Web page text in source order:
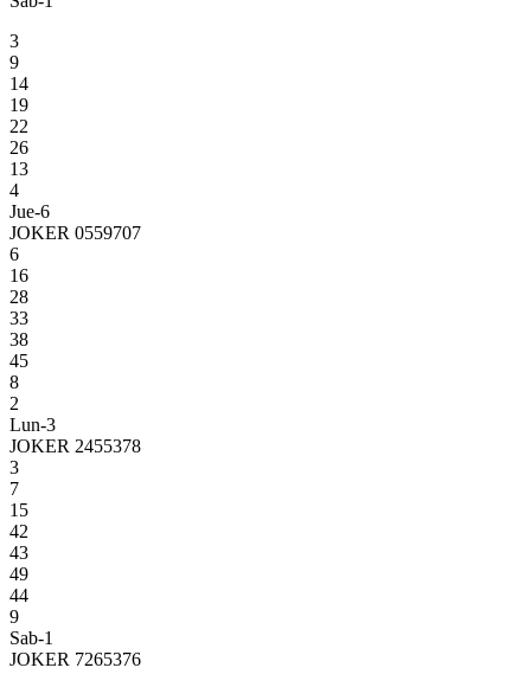
3
9
14
19
22
26
13
4
Jue-6
JOKER 0559707
6
16
28
33
38
45
8
2
Lun-3
JOKER 2455378
3
7
15
42
43
49
44
9
Sab-1
JOKER 7265376